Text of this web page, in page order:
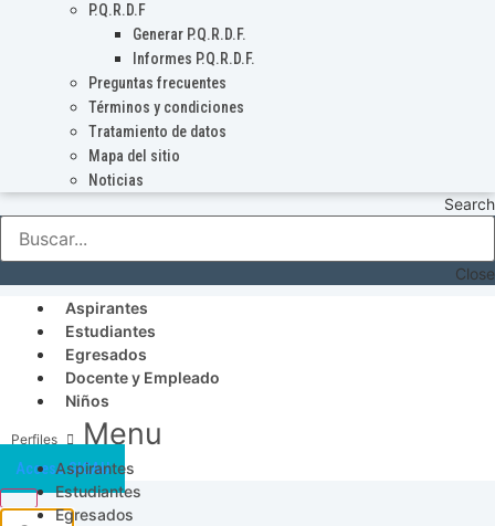
P.Q.R.D.F
Generar P.Q.R.D.F.
Informes P.Q.R.D.F.
Preguntas frecuentes
Términos y condiciones
Tratamiento de datos
Mapa del sitio
Noticias
Search
Close
Aspirantes
Estudiantes
Egresados
Docente y Empleado
Niños
Menu
Aspirantes
Estudiantes
Egresados
Acceso SICAU